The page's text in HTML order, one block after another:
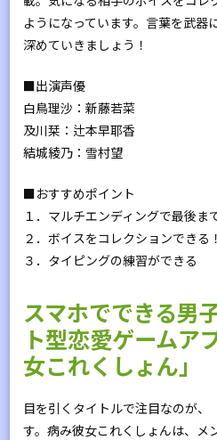
ようになっています。言葉を武器
深めていきましょう！
■出演声優
白鳥理沙：新藤若菜
及川栞：辻本早耶香
結城綾乃：雪村望
■おすすめポイント
１．マルチエンディングで最後ま
２．ボイスをコレクションできる！
３．タイピングの練習ができる
スマホでできる男
ト型恋愛ゲーム
女これくしょん」
目を引くタイトルで注目なのが、
す。病み彼女これくしょんは、メ